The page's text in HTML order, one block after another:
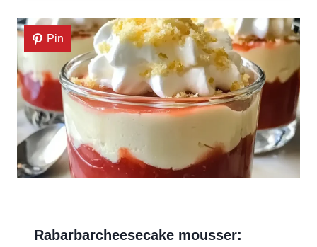
Pin
Rabarbarcheesecake mousser: